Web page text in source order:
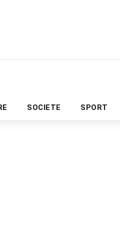
SOCIETE SPORTPUBLICITÉ